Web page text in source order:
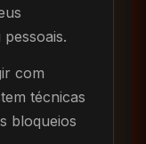
com
técnicas
bloqueios